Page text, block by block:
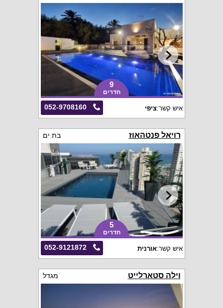
9
חדרים
052-9708160 איש קשר:ציפי
רויאל פנטהאוז בת ים
5
חדרים
052-9121872 איש קשר:אורנית
וילה סטארלייט מגדל